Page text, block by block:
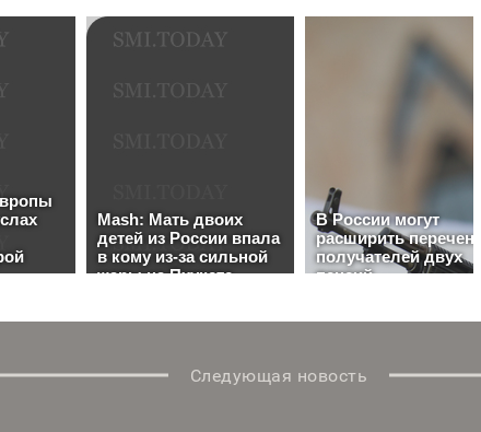
Следующая новость